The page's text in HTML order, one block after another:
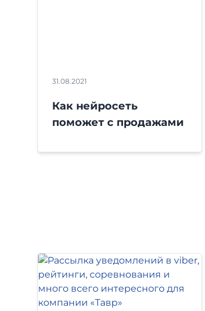
31.08.2021
Как нейросеть
поможет с продажами